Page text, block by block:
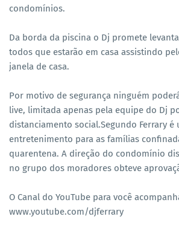
condomínios.
Da borda da piscina o Dj promete
todos que estarão em casa assistindo
janela de casa.
Por motivo de segurança ninguém
live, limitada apenas pela equipe do Dj
distanciamento social.Segundo Ferrary
entretenimento para as famílias
quarentena. A direção do condomínio
no grupo dos moradores obteve
O Canal do YouTube para você
www.youtube.com/djferrary